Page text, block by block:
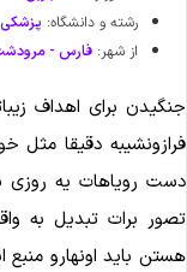
رشته و دانشگاه:پزشکی -
از شهر:فارس - مرودشت
برای اهداف
دقیقا مثل
رویاهات یه روزی
برات تبدیل به
باید اونهارو منبع